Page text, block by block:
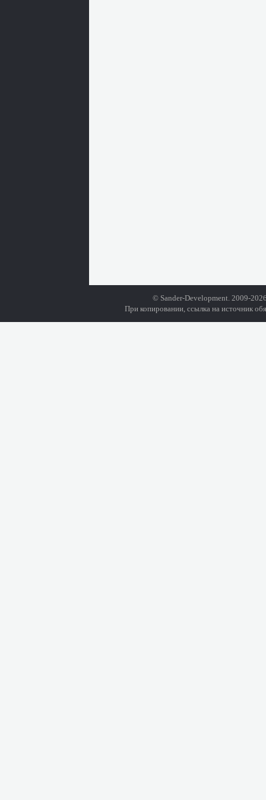
© Sander-Development. 2009-
При копировании, ссылка на источник